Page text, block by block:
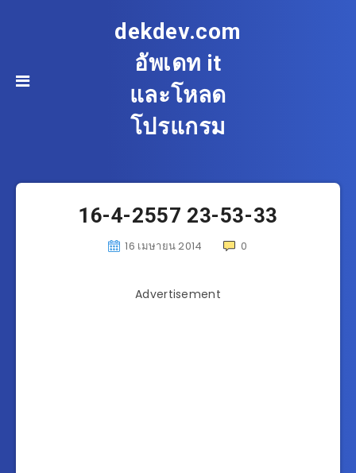
dekdev.com
อัพเดท it
และโหลด
โปรแกรม
16-4-2557 23-53-33
16 เมษายน 2014 0
Advertisement